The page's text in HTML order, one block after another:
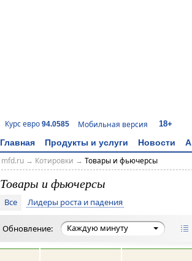
Курс евро 94.0585 Мобильная версия 18+
Главная Продукты и услуги Новости
mfd.ru→ Котировки → Товары и фьючерсы
Товары и фьючерсы
Все Лидеры роста и падения
Обновление: Каждую минуту